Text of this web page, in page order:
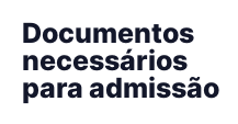
Documentos
necessários
para admissão